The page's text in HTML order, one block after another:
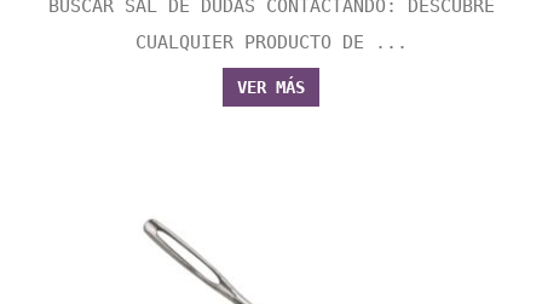
BUSCAR SAL DE DUDAS CONTACTANDO: DESCUBRE
CUALQUIER PRODUCTO DE ...
VER MÁS